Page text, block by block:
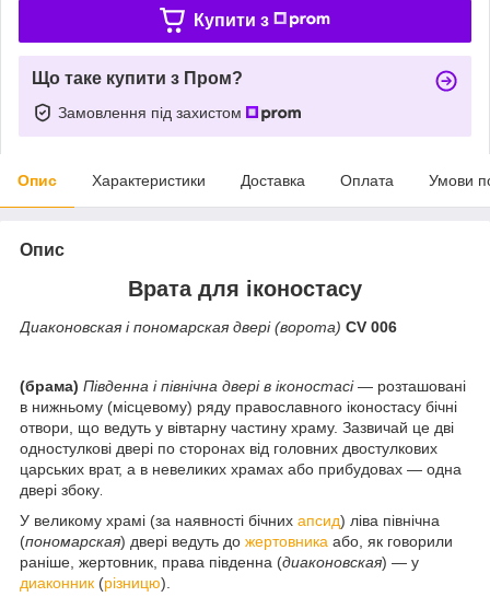
Купити з
Що таке купити з Пром?
Замовлення під захистом
Опис Характеристики Доставка Оплата Умови
Опис
Врата для іконостасу
Диаконовская і пономарская двері (ворота) CV 006
(брама) Південна і північна двері в іконостасі— розташовані
в нижньому (місцевому) ряду православного іконостасу бічні
отвори, що ведуть у вівтарну частину храму. Зазвичай це дві
одностулкові двері по сторонах від головних двостулкових
царських врат, а в невеликих храмах або прибудовах — одна
двері збоку.
У великому храмі (за наявності бічних апсид) ліва північна
(пономарская) двері ведуть до жертовника або, як говорили
раніше, жертовник, права південна (диаконовская) — у
диаконник (різницю).